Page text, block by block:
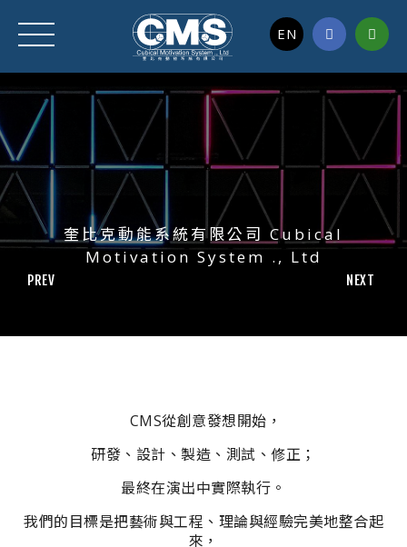
EN
奎比克動能系統有限公司 Cubical
Motivation System ., Ltd
PREV NEXT
CMS從創意發想開始，
研發、設計、製造、測試、修正；
最終在演出中實際執行。
我們的目標是把藝術與工程、理論與經驗完美地整合起
來，